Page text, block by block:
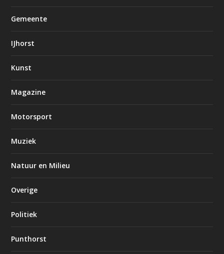
Gemeente
IJhorst
Kunst
Magazine
Motorsport
Muziek
Natuur en Milieu
Overige
Politiek
Punthorst